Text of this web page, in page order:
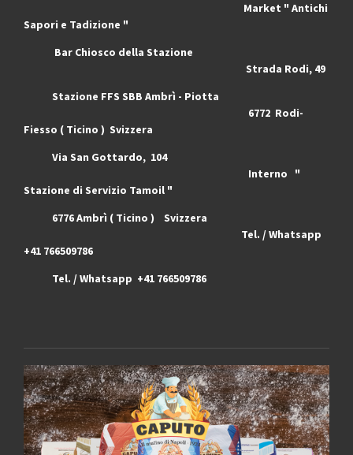
Market " Antichi
Sapori e Tadizione "
Bar Chiosco della Stazione
Strada Rodi, 49
Stazione FFS SBB Ambrì - Piotta
6772 Rodi-
Fiesso ( Ticino ) Svizzera
Via San Gottardo, 104
Interno "
Stazione di Servizio Tamoil "
6776 Ambrì ( Ticino ) Svizzera
Tel. / Whatsapp
+41 766509786
Tel. / Whatsapp +41 766509786